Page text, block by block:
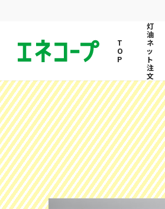
灯
油
ネ
ッ
ト
注
文